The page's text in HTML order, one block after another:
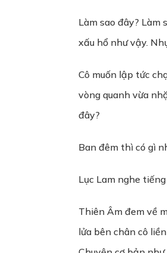
Làm sao đây?
xấu hổ như vậy.
Cô muốn lập tức
vòng quanh vừa
đây?
Ban đêm thì có gì
Lục Lam nghe
Thiên Âm đem về
lửa bên chân cô